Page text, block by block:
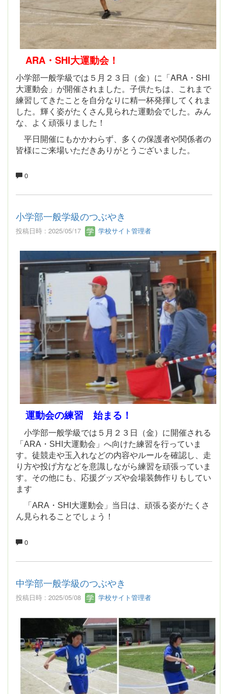
ARA・SHI大運動会！
小学部一般学級では５月２３日（金）に「ARA・SHI
大運動会」が開催されました。子供たちは、これまで
練習してきたことを自分なりに精一杯発揮してくれま
した。輝く姿がたくさん見られた運動会でした。みん
な、よく頑張りました！
平日開催にもかかわらず、多くの保護者や関係者の
皆様にご来場いただきありがとうございました。
0
小学部一般学級のつぶやき
投稿日時 : 2025/05/17 学校サイト管理者
運動会の練習 始まる！
小学部一般学級では５月２３日（金）に 開催される
「ARA・SHI大運動会」へ向けた練習を行っていま
す。徒競走や玉入れなどの内容やルールを確認し、走
り方や投げ方などを意識しながら練習を頑張ってい ま
す。その他にも、応援グッズや会場装飾作りもしてい
ます
「ARA・SHI大運動会」当日は、頑張る姿がたくさ
ん見られることでしょう！
0
中学部一般学級のつぶやき
投稿日時 : 2025/05/08 学校サイト管理者